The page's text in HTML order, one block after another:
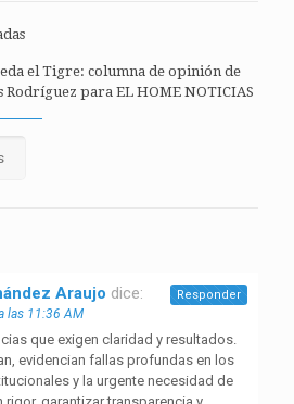
el Tigre: columna de opinión de
Rodríguez para EL HOME NOTICIAS
Araujo dice:
las 11:36 AM
que exigen claridad y resultados.
evidencian fallas profundas en los
y la urgente necesidad de
Responder